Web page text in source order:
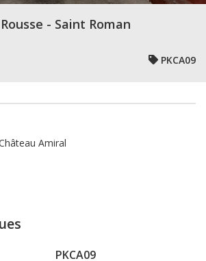
- Saint Roman
PKCA09
Amiral
PKCA09